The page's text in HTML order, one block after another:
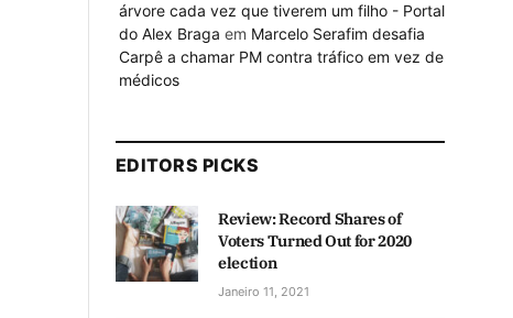
árvore cada vez que tiverem um filho - Portal
do Alex Braga em Marcelo Serafim desafia
Carpê a chamar PM contra tráfico em vez de
médicos
EDITORS PICKS
Review: Record Shares of
Voters Turned Out for 2020
election
Janeiro 11, 2021